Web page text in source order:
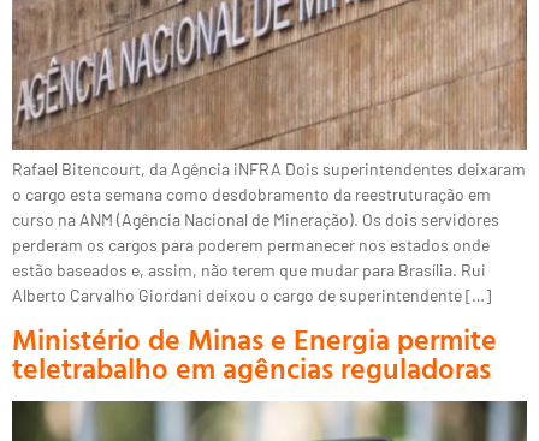
Rafael Bitencourt, da Agência iNFRA Dois superintendentes deixaram
o cargo esta semana como desdobramento da reestruturação em
curso na ANM (Agência Nacional de Mineração). Os dois servidores
perderam os cargos para poderem permanecer nos estados onde
estão baseados e, assim, não terem que mudar para Brasília. Rui
Alberto Carvalho Giordani deixou o cargo de superintendente […]
Ministério de Minas e Energia permite
teletrabalho em agências reguladoras